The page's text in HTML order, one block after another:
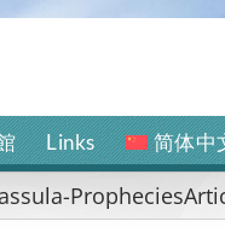
Links 简体中